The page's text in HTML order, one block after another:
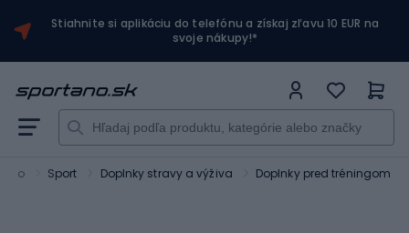
Stiahnite si aplikáciu do telefónu a získaj zľavu 10 EUR na
svoje nákupy!*
Sport Doplnky stravy a výživa Doplnky pred tréningom